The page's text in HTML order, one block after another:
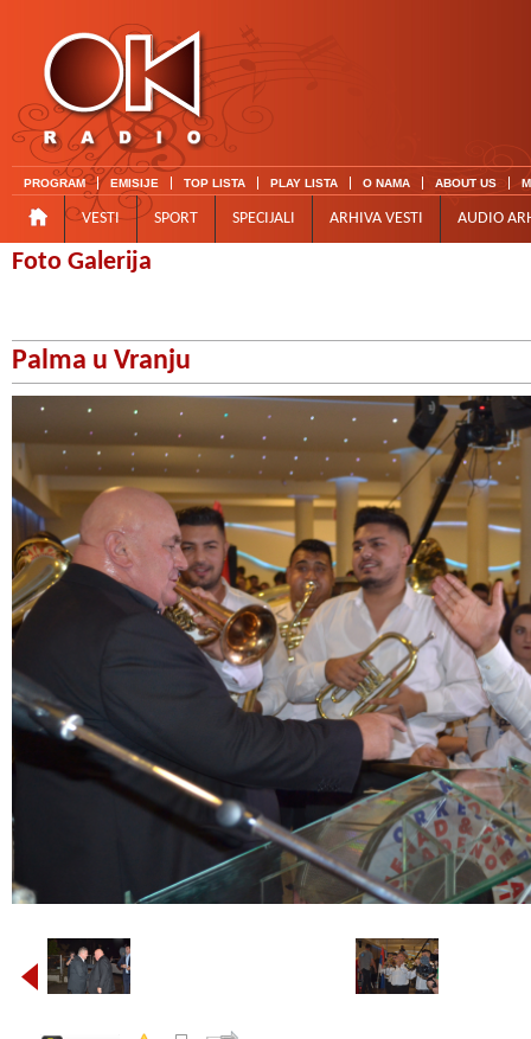
PROGRAM EMISIJE TOP LISTA PLAY LISTA O NAMA ABOUT US
VESTI SPORT SPECIJALI ARHIVA VESTI AUDIO
Foto Galerija
Palma u Vranju